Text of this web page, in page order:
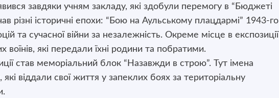
завдяки учням закладу, які здобули перемогу в “Бюджеті
різні історичні епохи: “Бою на Аульському плацдармі” 1943-го
та сучасної війни за незалежність. Окреме місце в експозиції
воїнів, які передали їхні родини та побратими.
став меморіальний блок “Назавжди в строю”. Тут імена
які віддали свої життя у запеклих боях за територіальну